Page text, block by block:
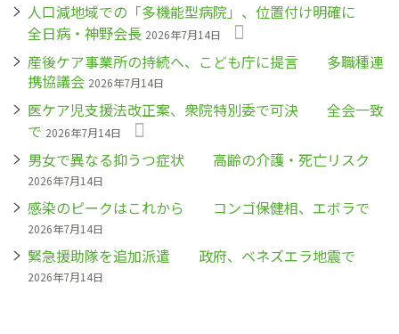
人口減地域での「多機能型病院」、位置付け明確に
全日病・神野会長 2026年7月14日
産後ケア事業所の持続へ、こども庁に提言 多職種連
携協議会 2026年7月14日
医ケア児支援法改正案、衆院特別委で可決 全会一致
で 2026年7月14日
男女で異なる抑うつ症状 高齢の介護・死亡リスク
2026年7月14日
感染のピークはこれから コンゴ保健相、エボラで
2026年7月14日
緊急援助隊を追加派遣 政府、ベネズエラ地震で
2026年7月14日